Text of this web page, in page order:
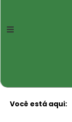
Você está aqui: